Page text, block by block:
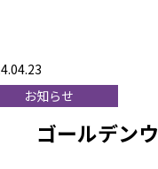
お知らせ
ゴールデン